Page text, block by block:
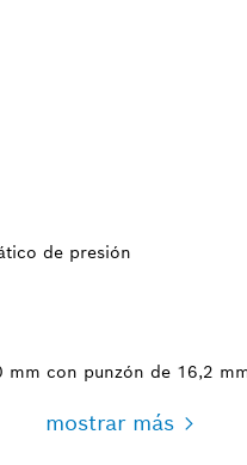
de presión
mm con punzón de 16,2
mostrar más